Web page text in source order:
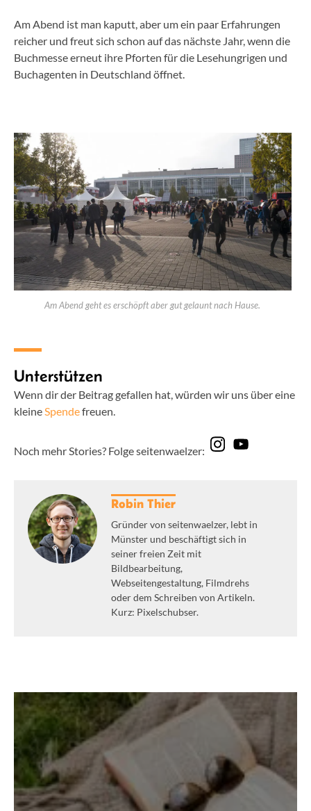
Am Abend ist man kaputt, aber um ein paar Erfahrungen
reicher und freut sich schon auf das nächste Jahr, wenn die
Buchmesse erneut ihre Pforten für die Lesehungrigen und
Buchagenten in Deutschland öffnet.
Am Abend geht es erschöpft aber gut gelaunt nach Hause.
Unterstützen
Wenn dir der Beitrag gefallen hat, würden wir uns über eine
kleineSpendefreuen.
Noch mehr Stories? Folge seitenwaelzer:
Robin Thier
Gründer von seitenwaelzer, lebt in
Münster und beschäftigt sich in
seiner freien Zeit mit
Bildbearbeitung,
Webseitengestaltung, Filmdrehs
oder dem Schreiben von Artikeln.
Kurz: Pixelschubser.